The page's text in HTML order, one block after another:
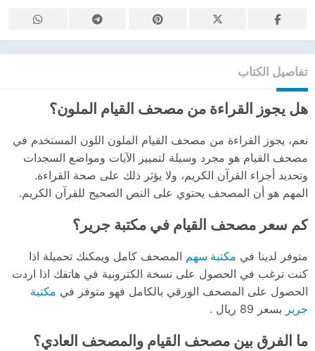
تفاصيل الكتاب
هل يجوز القراءة من مصحف القيام الملون؟
نعم، يجوز القراءة من مصحف القيام الملون اللون المستخدم في
مصحف القيام هو مجرد وسيلة لتمييز الآيات ومواضع السجدات
وتحديد أجزاء القرآن الكريم، ولا يؤثر ذلك على صحة القراءة.
المهم هو أن المصحف يحتوي على النص الصحيح للقرآن الكريم.
كم سعر مصحف القيام في مكتبة جرير؟
متوفر لدينا في مكتبة سهم المصحف كامل ويمكنك تحميلة اذا
كنت ترغب في الحصول على نسخة الكترونية في هاتفك اذا اردت
الحصول على المصحف الورقي بالكامل فهو متوفر في مكتبة
جرير بسعر 89 ريال .
ما الفرق بين مصحف القيام والمصحف العادي؟